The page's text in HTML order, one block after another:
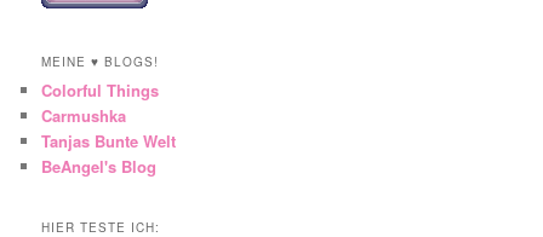
MEINE ♥ BLOGS!
Colorful Things
Carmushka
Tanjas Bunte Welt
BeAngel's Blog
HIER TESTE ICH: